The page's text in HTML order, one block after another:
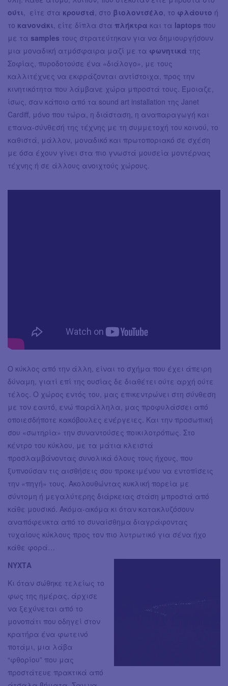
ούτι , είτε στα κρουστά , στο βιολοντσέλο , το φλάουτο ή
το κανονάκι , είτε δίπλα στα πλήκτρα και τα laptops που
με τα samples τους στρατεύτηκαν για να δημιουργήσουν
μια μοναδική ατμόσφαιρα μαζί με τα φωνητικά της
Σοφίας, πυροδοτούσε ένα «διάλογο», με τους
καλλιτέχνες να εκφράζονται αντίστοιχα, προς την
κινητικότητα που λάμβανε χώρα μπροστά τους. Έμοιαζε,
ίσως, σαν κάποιο από τα sound art installation της Janet
Cardiff, μόνο που τώρα, η διάσταση, η αναπαραγωγή και
επανα-σύνθεσή της τέχνης με τη συμμετοχή του κοινού, το
καθιστά, μάλλον, μοναδικό και πρωτοποριακό σε σχέση
με όσα έχουν γίνει στα πιο γνωστά μουσεία μοντέρνας
τέχνης ή σε άλλους ανοιχτούς χώρους.
Ο κύκλος από την άλλη, είναι το σχήμα που έχει άπειρη
δύναμη, γιατί επί της ουσίας δε διαθέτει ούτε αρχή ούτε
τέλος. Ο χώρος εντός του, μας επικεντρώνει στη σύνθεση
με τον εαυτό, ενώ παράλληλα, μας προφυλάσσει από
οποιεσδήποτε κακόβουλες ενέργειες. Και την προσωπική
σου «σωτηρία» την συναντούσες ποικιλοτρόπως. Στο
κέντρο του κύκλου, με τα μάτια κλειστά
προσλαμβάνοντας συνολικά όλους τους ήχους, που
ξυπνούσαν τις αισθήσεις σου προκειμένου να εντοπίσεις
την «πηγή» τους. Ακολουθώντας κυκλική πορεία με
σύντομη ή μεγαλύτερης διάρκειας στάση μπροστά από
κάθε μουσικό. Ακόμα-ακόμα κι όταν κατακλυζόσουν
αναπόφευκτα από το συναίσθημα διαγράφοντας
τυχαίους κύκλους προς τον πιο λυτρωτικό για σένα ήχο
κάθε φορά…
ΝΥΧΤΑ
Κι όταν σώθηκε τελείως το
φως της ημέρας, άρχισε
να ξεχύνεται από το
μονοπάτι που οδηγεί στον
κρατήρα ένα φωτεινό
ποτάμι, μια λάβα
“φθορίου” που μας
προστάτευε πρακτικά από